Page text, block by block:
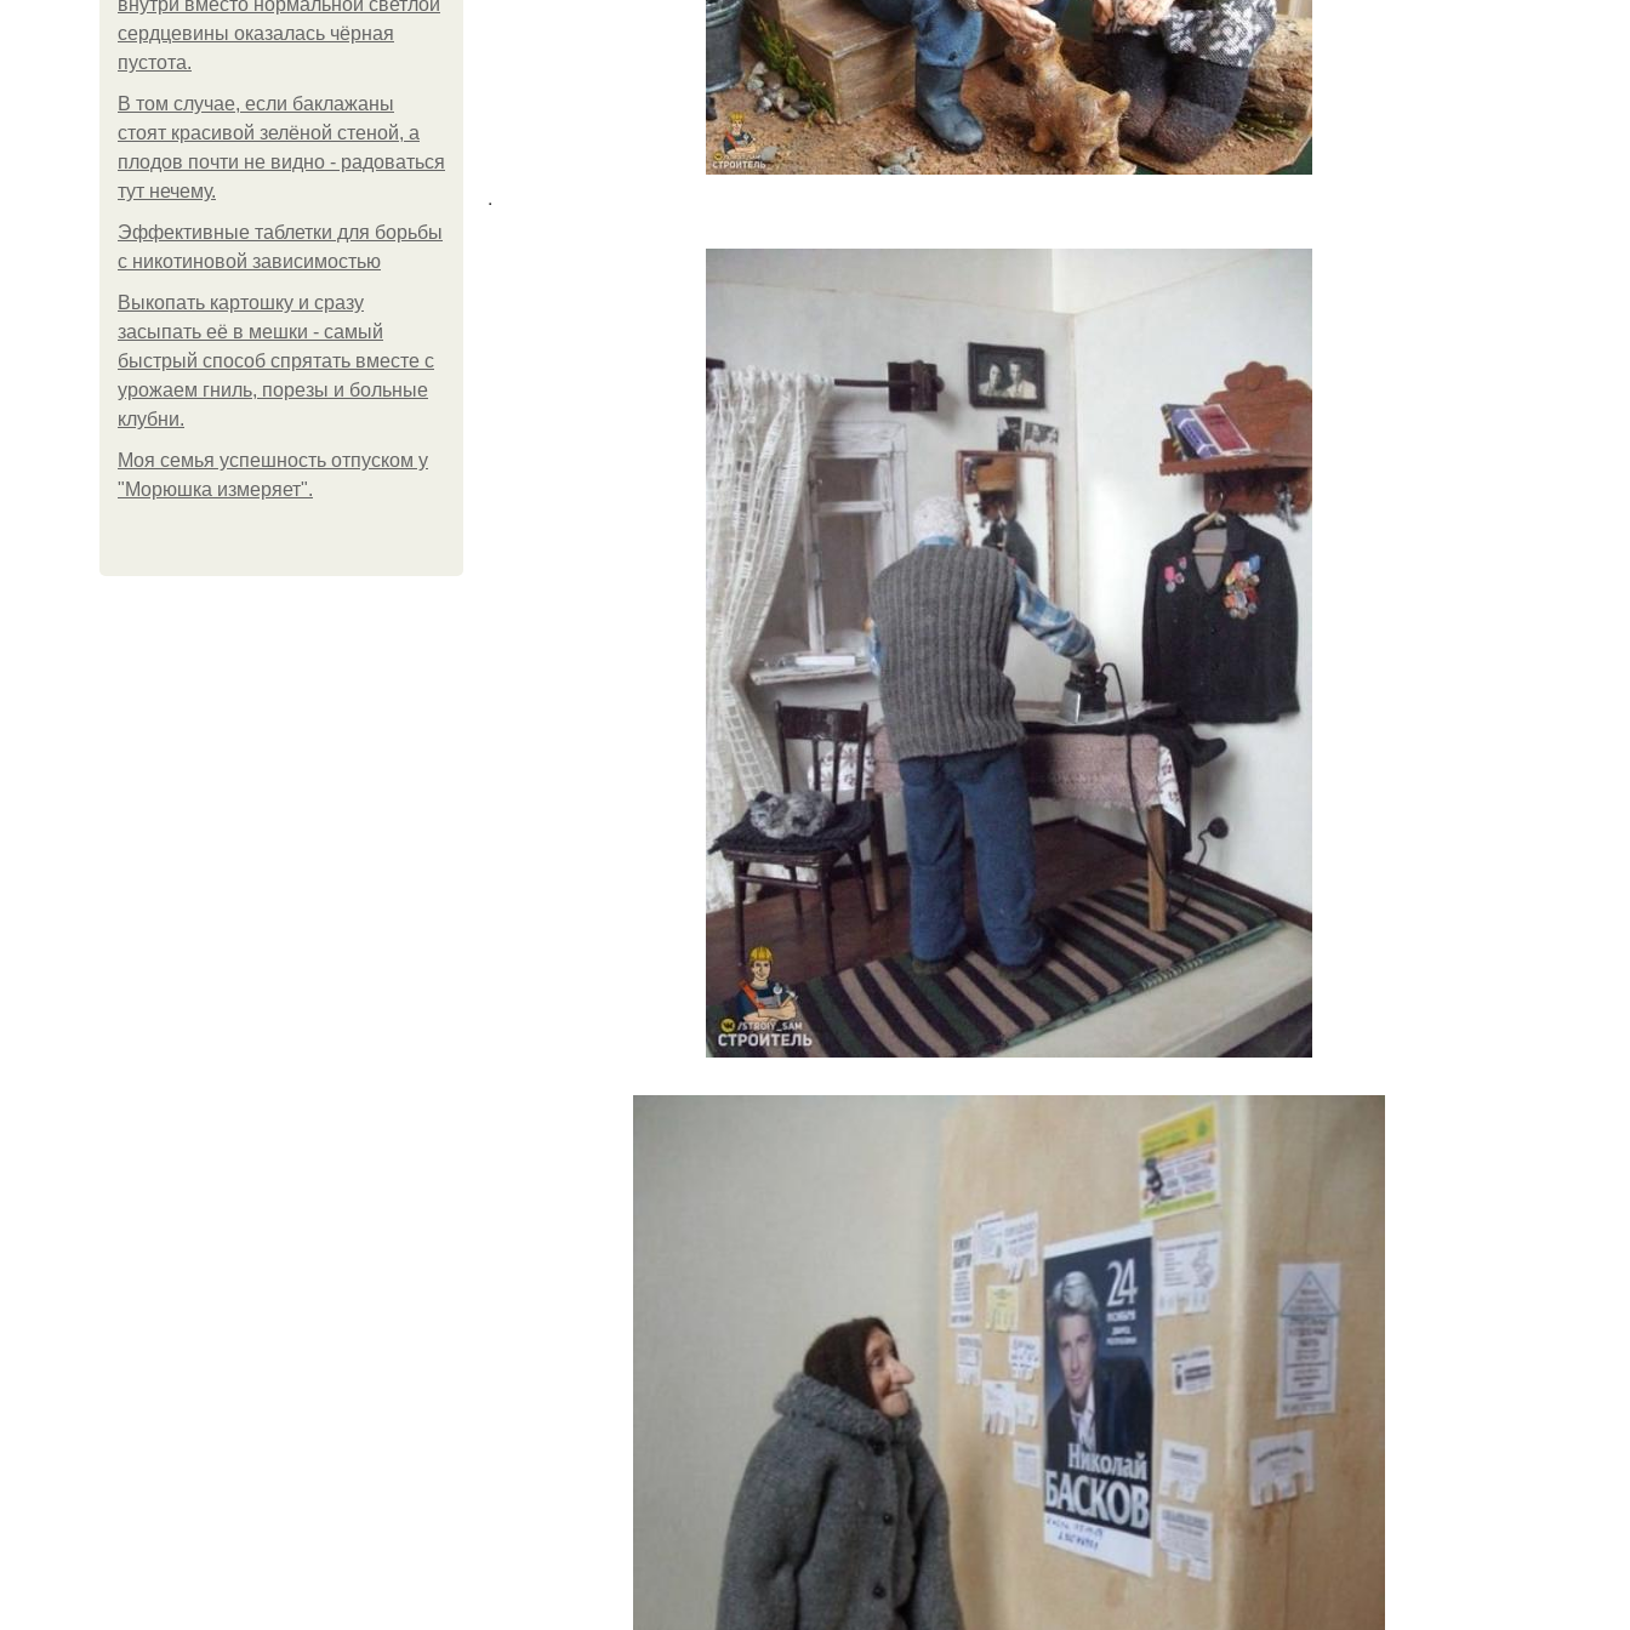
внутри вместо нормальной светлой
сердцевины оказалась чёрная
пустота.
В том случае, если баклажаны
стоят красивой зелёной стеной, а
плодов почти не видно - радоваться
тут нечему.
Эффективные таблетки для борьбы
с никотиновой зависимостью
Выкопать картошку и сразу
засыпать её в мешки - самый
быстрый способ спрятать вместе с
урожаем гниль, порезы и больные
клубни.
Моя семья успешность отпуском у
"Морюшка измеряет".
.